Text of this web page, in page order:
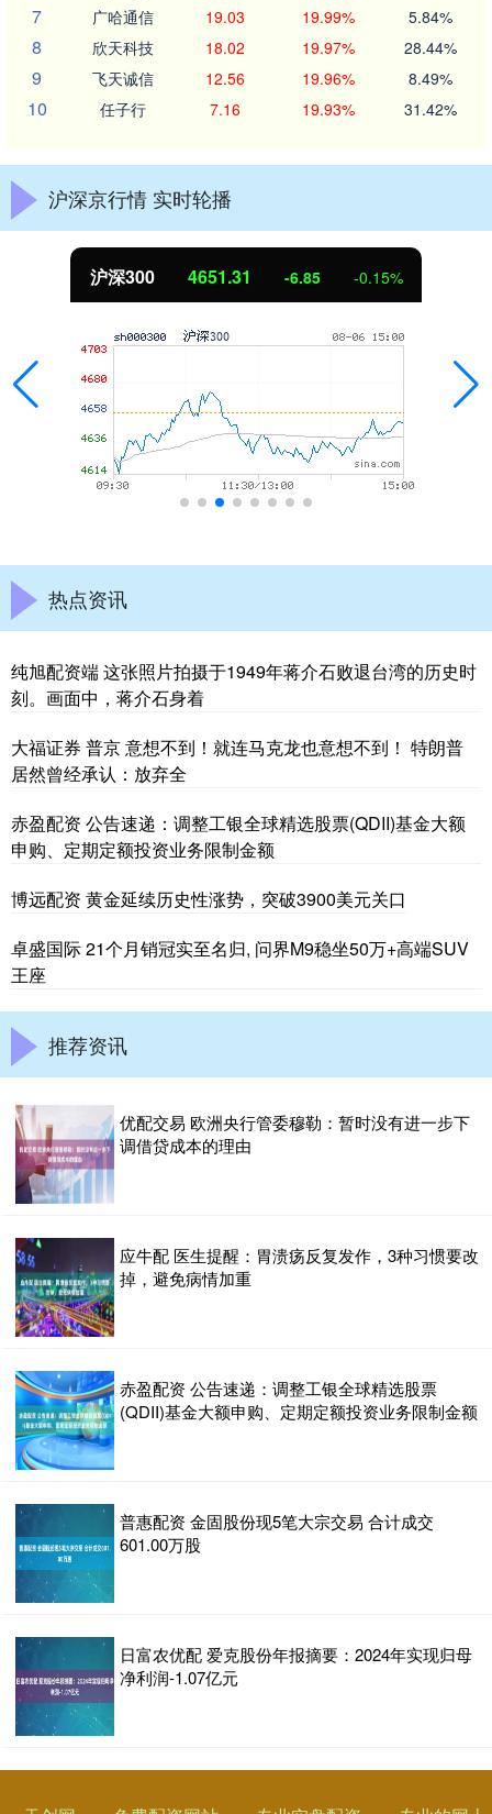
7 广哈通信 19.03 19.99% 5.84%
8 欣天科技 18.02 19.97% 28.44%
9 飞天诚信 12.56 19.96% 8.49%
10 任子行 7.16 19.93% 31.42%
沪深京行情 实时轮播
-6.85 -0.15%
热点资讯
纯旭配资端 这张照片拍摄于1949年蒋介石败退台湾的历史时
刻。画面中，蒋介石身着
大福证券 普京 意想不到！就连马克龙也意想不到！ 特朗普
居然曾经承认：放弃全
赤盈配资 公告速递：调整工银全球精选股票(QDII)基金大额
申购、定期定额投资业务限制金额
博远配资 黄金延续历史性涨势，突破3900美元关口
卓盛国际 21个月销冠实至名归, 问界M9稳坐50万+高端SUV
王座
推荐资讯
优配交易 欧洲央行管委穆勒：暂时没有进一步下
调借贷成本的理由
应牛配 医生提醒：胃溃疡反复发作，3种习惯要改
掉，避免病情加重
赤盈配资 公告速递：调整工银全球精选股票
(QDII)基金大额申购、定期定额投资业务限制金额
普惠配资 金固股份现5笔大宗交易 合计成交
601.00万股
日富农优配 爱克股份年报摘要：2024年实现归母
净利润-1.07亿元